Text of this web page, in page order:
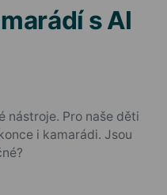
s AI
nástroje. Pro naše děti
i kamarádi. Jsou